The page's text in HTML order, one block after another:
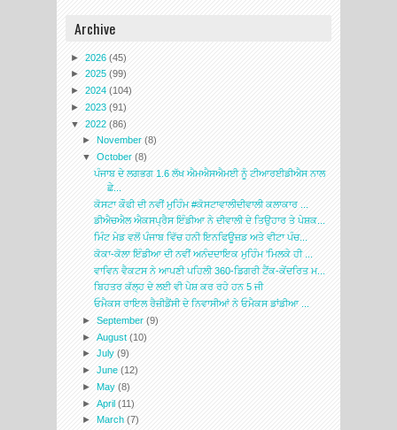
Archive
► 2026 (45)
► 2025 (99)
► 2024 (104)
► 2023 (91)
▼ 2022 (86)
► November(8)
▼October(8)
ਪੰਜਾਬ ਦੇ ਲਗਭਗ 1.6 ਲੱਖ ਐਮਐਸਐਮਈ ਨੂੰ ਟੀਆਰਈਡੀਐਸ ਨਾਲ
ਛੇ...
ਕੋਸਟਾ ਕੌਫੀ ਦੀ ਨਵੀਂ ਮੁਹਿੰਮ #ਕੋਸਟਾਵਾਲੀਦੀਵਾਲੀ ਕਲਾਕਾਰ ...
ਡੀਐਚਐਲ ਐਕਸਪ੍ਰੈਸ ਇੰਡੀਆ ਨੇ ਦੀਵਾਲੀ ਦੇ ਤਿਉਹਾਰ ਤੇ ਪੇਸ਼ਕ...
ਮਿੰਟ ਮੇਡ ਵਲੋਂ ਪੰਜਾਬ ਵਿੱਚ ਹਨੀ ਇਨਫਿਊਜ਼ਡ ਅਤੇ ਵੀਟਾ ਪੰਚ...
ਕੋਕਾ-ਕੋਲਾ ਇੰਡੀਆ ਦੀ ਨਵੀਂ ਅਨੰਦਦਾਇਕ ਮੁਹਿੰਮ 'ਮਿਲਕੇ ਹੀ ...
ਵਾਵਿਨ ਵੈਕਟਸ ਨੇ ਆਪਣੀ ਪਹਿਲੀ 360-ਡਿਗਰੀ ਟੈਂਕ-ਕੇਂਦਰਿਤ ਮ...
ਬਿਹਤਰ ਕੱਲ੍ਹ ਦੇ ਲਈ ਵੀ ਪੇਸ਼ ਕਰ ਰਹੇ ਹਨ 5 ਜੀ
ਓਮੈਕਸ ਰਾਇਲ ਰੈਜ਼ੀਡੈਂਸੀ ਦੇ ਨਿਵਾਸੀਆਂ ਨੇ ਓਮੈਕਸ ਡਾਂਡੀਆ ...
►September(9)
►August(10)
►July(9)
►June(12)
►May(8)
►April(11)
► March(7)